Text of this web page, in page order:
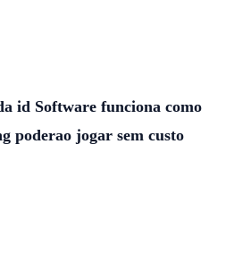
id Software funciona como
poderao jogar sem custo